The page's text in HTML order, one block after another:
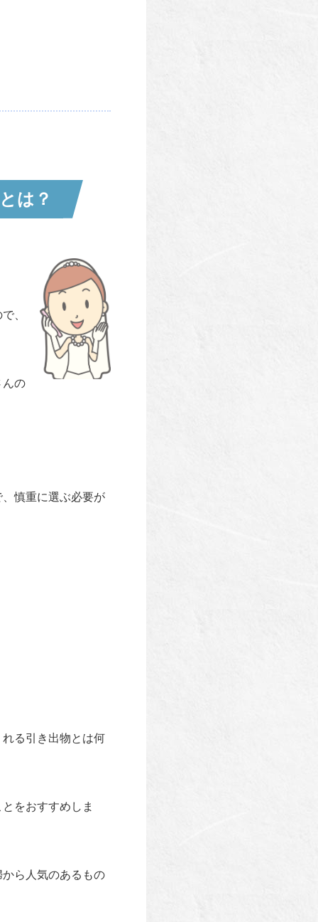
は？
、
んの
慎重に選ぶ必要が
る引き出物とは何
をおすすめしま
ら人気のあるもの